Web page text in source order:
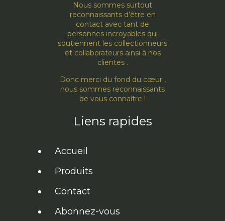
Nous sommes surtout
reconnaissants d’être en
contact avec tant de
personnes incroyables qui
soutiennent les collectionneurs
et collaborateurs ainsi à nos
clientes .
Donc merci du fond du cœur ,
nous sommes reconnaissants
de vous connaître !
Liens rapides
Accueil
Produits
Contact
Abonnez-vous